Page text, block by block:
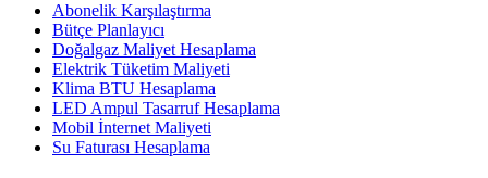
Abonelik Karşılaştırma
Bütçe Planlayıcı
Doğalgaz Maliyet Hesaplama
Elektrik Tüketim Maliyeti
Klima BTU Hesaplama
LED Ampul Tasarruf Hesaplama
Mobil İnternet Maliyeti
Su Faturası Hesaplama